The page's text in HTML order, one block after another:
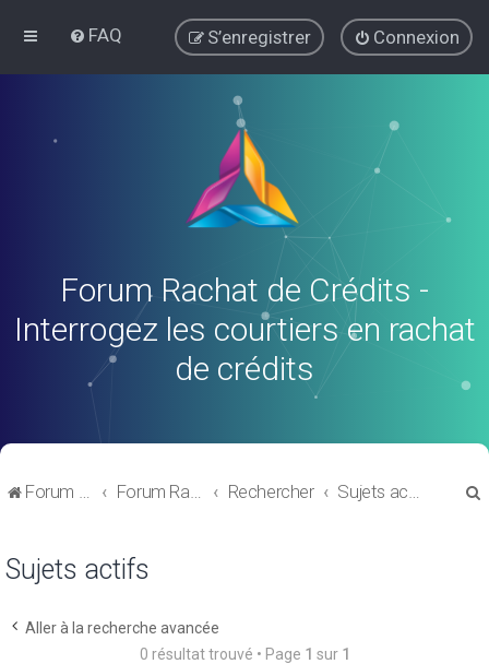
FAQ Connexion
S’enregistrer
Forum Rachat de Crédits -
Interrogez les courtiers en rachat
de crédits
Forum de discussions sur le Regroupement de Crédits et le Rachat de Crédits Forum Rachat de Crédits Rechercher Sujets actifs
Sujets actifs
Aller à la recherche avancée
0 résultat trouvé • Page 1 sur 1